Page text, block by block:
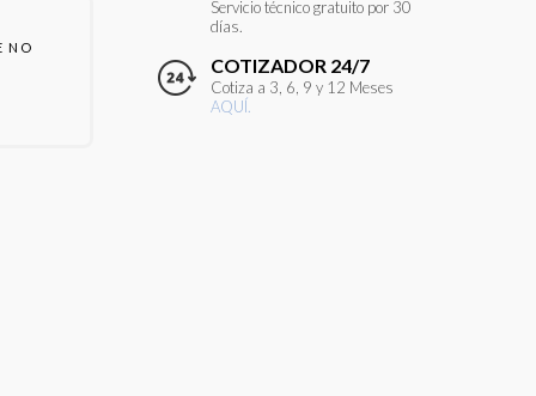
Servicio técnico gratuito por 30
días.
COTIZADOR 24/7
Cotiza a 3, 6, 9 y 12 Meses
AQUÍ.
NO